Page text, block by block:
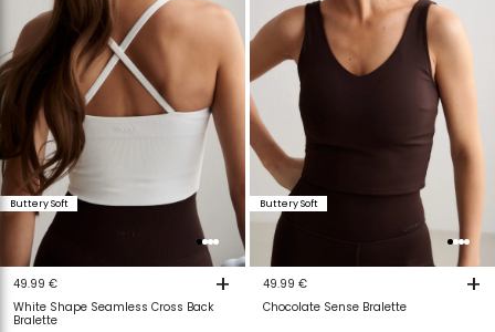
Buttery Soft
White Shape Seamless Cross Back
Bralette
49.99 € +
Buttery Soft
Chocolate Sense Bralette
49.99 € +